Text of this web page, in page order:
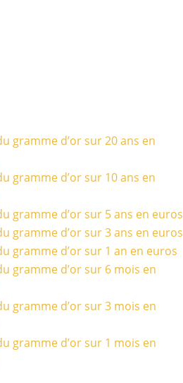
gramme d’or sur 20 ans en
gramme d’or sur 10 ans en
gramme d’or sur 5 ans en euros
gramme d’or sur 3 ans en euros
gramme d’or sur 1 an en euros
gramme d’or sur 6 mois en
gramme d’or sur 3 mois en
gramme d’or sur 1 mois en